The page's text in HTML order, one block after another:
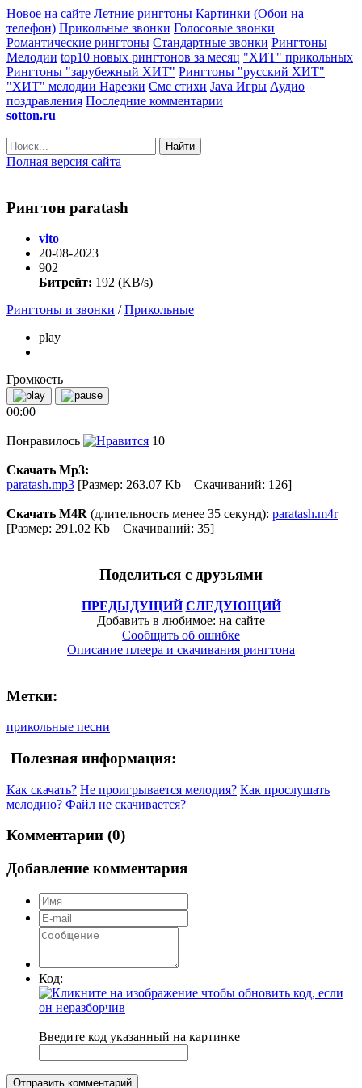
Новое на сайте Летние рингтоны Картинки (Обои на
телефон) Прикольные звонки Голосовые звонки
Романтические рингтоны Стандартные звонки Рингтоны
Мелодии top10 новых рингтонов за месяц "ХИТ" прикольных
Рингтоны "зарубежный ХИТ" Рингтоны "русский ХИТ"
"ХИТ" мелодии Нарезки Смс стихи Java Игры Аудио
поздравления Последние комментарии
sotton.ru
Найти
Полная версия сайта
Рингтон paratash
vito
20-08-2023
902
Битрейт: 192 (KB/s)
Рингтоны и звонки /Прикольные
play
Громкость
00:00
Понравилось 10
Скачать Mp3:
paratash.mp3 [Размер: 263.07 Kb Скачиваний: 126]
Скачать M4R (длительность менее 35 секунд): paratash.m4r
[Размер: 291.02 Kb Скачиваний: 35]
Поделиться с друзьями
ПРЕДЫДУЩИЙ СЛЕДУЮЩИЙ
Добавить в любимое: на сайте
Сообщить об ошибке
Описание плеера и скачивания рингтона
Метки:
прикольные песни
Полезная информация:
Как скачать? Не проигрывается мелодия? Как прослушать
мелодию? Файл не скачивается?
Комментарии (0)
Добавление комментария
Код:
Введите код указанный на картинке
Отправить комментарий